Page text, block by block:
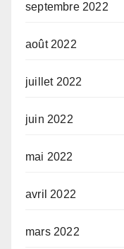
septembre 2022
août 2022
juillet 2022
juin 2022
mai 2022
avril 2022
mars 2022